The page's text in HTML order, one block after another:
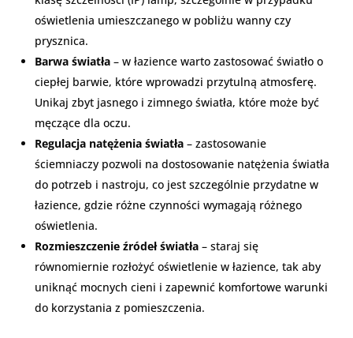
oświetlenia umieszczanego w pobliżu wanny czy
prysznica.
Barwa światła – w łazience warto zastosować światło o
ciepłej barwie, które wprowadzi przytulną atmosferę.
Unikaj zbyt jasnego i zimnego światła, które może być
męczące dla oczu.
Regulacja natężenia światła – zastosowanie
ściemniaczy pozwoli na dostosowanie natężenia światła
do potrzeb i nastroju, co jest szczególnie przydatne w
łazience, gdzie różne czynności wymagają różnego
oświetlenia.
Rozmieszczenie źródeł światła – staraj się
równomiernie rozłożyć oświetlenie w łazience, tak aby
uniknąć mocnych cieni i zapewnić komfortowe warunki
do korzystania z pomieszczenia.